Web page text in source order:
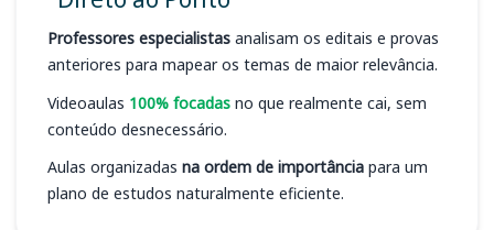
Professores especialistas analisam os editais e provas
anteriores para mapear os temas de maior relevância.
Videoaulas 100% focadas no que realmente cai, sem
conteúdo desnecessário.
Aulas organizadas na ordem de importância para um
plano de estudos naturalmente eficiente.